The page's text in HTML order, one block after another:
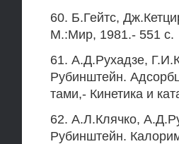
60. Б.Гейтс,
М.:Мир, 1981.- 551 с.
61. А.Д.Рухадзе,
Рубинштейн.
тами,- Кинетика и
62. А.Л.Клячко,
Рубинштейн.